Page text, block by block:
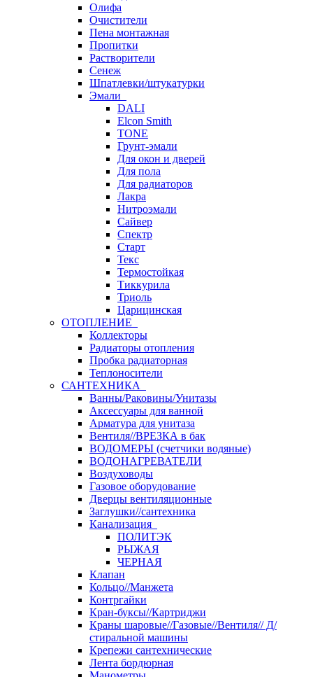
Олифа
Очистители
Пена монтажная
Пропитки
Растворители
Сенеж
Шпатлевки/штукатурки
Эмали
DALI
Elcon Smith
TONE
Грунт-эмали
Для окон и дверей
Для пола
Для радиаторов
Лакра
Нитроэмали
Сайвер
Спектр
Старт
Текс
Термостойкая
Тиккурила
Триоль
Царицинская
ОТОПЛЕНИЕ
Коллекторы
Радиаторы отопления
Пробка радиаторная
Теплоносители
САНТЕХНИКА
Ванны/Раковины/Унитазы
Аксессуары для ванной
Арматура для унитаза
Вентиля//ВРЕЗКА в бак
ВОДОМЕРЫ (счетчики водяные)
ВОДОНАГРЕВАТЕЛИ
Воздуховоды
Газовое оборудование
Дверцы вентиляционные
Заглушки//сантехника
Канализация
ПОЛИТЭК
РЫЖАЯ
ЧЕРНАЯ
Клапан
Кольцо//Манжета
Контргайки
Кран-буксы//Картриджи
Краны шаровые//Газовые//Вентиля// Д/
стиральной машины
Крепежи сантехнические
Лента бордюрная